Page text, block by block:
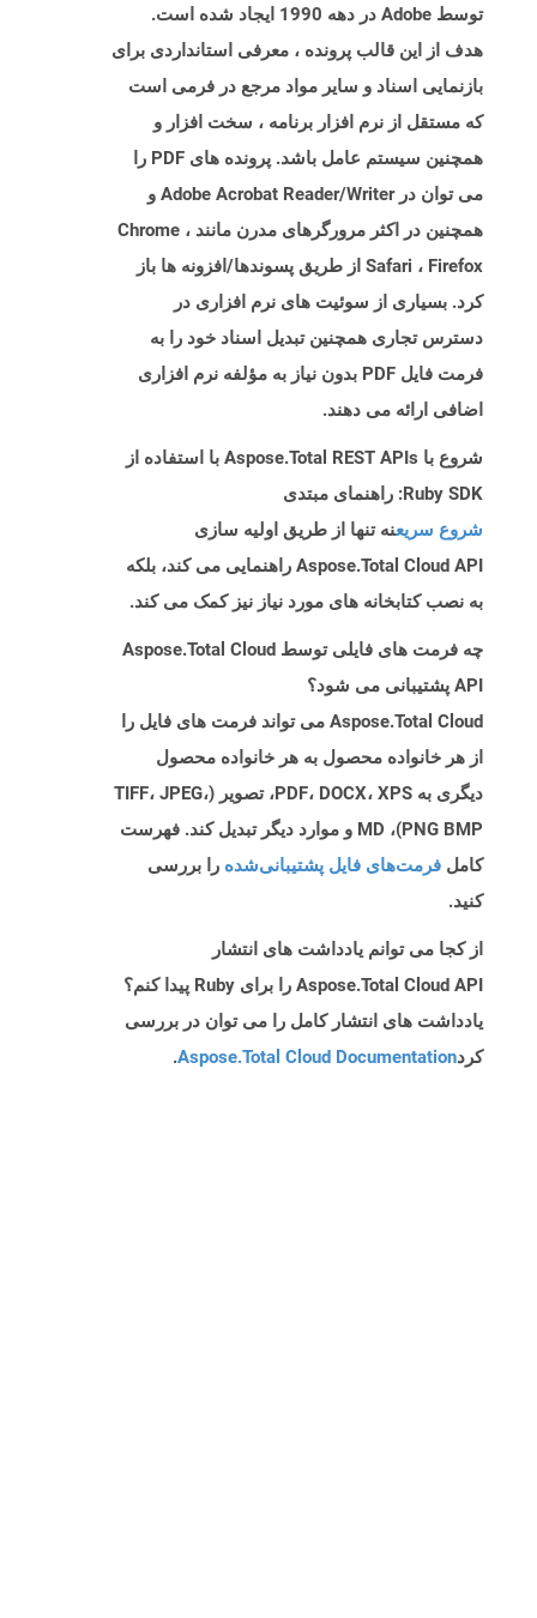
توسط Adobe در دهه 1990 ایجاد شده است.
هدف از این قالب پرونده ، معرفی استانداردی برای
بازنمایی اسناد و سایر مواد مرجع در فرمی است
که مستقل از نرم افزار برنامه ، سخت افزار و
همچنین سیستم عامل باشد. پرونده های PDF را
می توان در Adobe Acrobat Reader/Writer و
همچنین در اکثر مرورگرهای مدرن مانند Chrome ،
Safari ، Firefox از طریق پسوندها/افزونه ها باز
کرد. بسیاری از سوئیت های نرم افزاری در
دسترس تجاری همچنین تبدیل اسناد خود را به
فرمت فایل PDF بدون نیاز به مؤلفه نرم افزاری
اضافی ارائه می دهند.
شروع با Aspose.Total REST APIs با استفاده از
Ruby SDK: راهنمای مبتدی
شروع سریعنه تنها از طریق اولیه سازی
Aspose.Total Cloud API راهنمایی می کند، بلکه
به نصب کتابخانه های مورد نیاز نیز کمک می کند.
چه فرمت های فایلی توسط Aspose.Total Cloud
API پشتیبانی می شود؟
Aspose.Total Cloud می تواند فرمت های فایل را
از هر خانواده محصول به هر خانواده محصول
دیگری به PDF، DOCX، XPS، تصویر (TIFF، JPEG،
PNG BMP)، MD و موارد دیگر تبدیل کند. فهرست
کامل فرمت‌های فایل پشتیبانی‌شده را بررسی
کنید.
از کجا می توانم یادداشت های انتشار
Aspose.Total Cloud API را برای Ruby پیدا کنم؟
یادداشت های انتشار کامل را می توان در بررسی
کردAspose.Total Cloud Documentation
.